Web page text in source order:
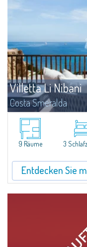
Villetta Li Nibani
Costa Smeralda
​A few steps from the Bay
quiet condo with
strategic position to reach
9 Räume 3
Entdecken Sie